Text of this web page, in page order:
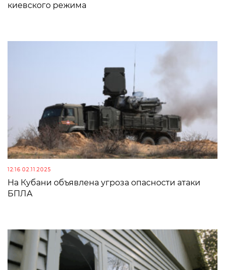
киевского режима
12:16 02.11.2025
На Кубани объявлена угроза опасности атаки
БПЛА